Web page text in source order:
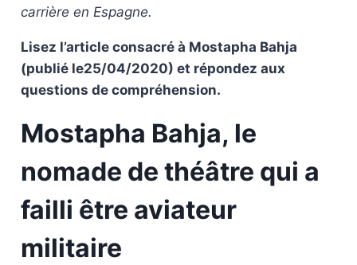
carrière en Espagne.
Lisez l’article consacré à Mostapha Bahja
(publié le25/04/2020) et répondez aux
questions de compréhension.
Mostapha Bahja, le
nomade de théâtre qui a
failli être aviateur
militaire